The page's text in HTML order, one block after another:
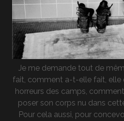
Je me demande tout de
fait, comment a-t-elle fait, elle
horreurs des camps,
poser son corps nu dans
Pour cela aussi, pour